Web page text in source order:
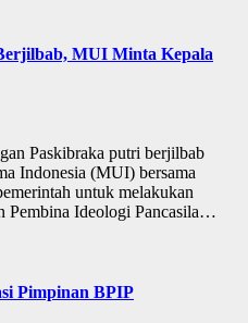
MUI Minta Kepala
Paskibraka putri berjilbab
Indonesia (MUI) bersama
untuk melakukan
Pembina Ideologi Pancasila…
Pimpinan BPIP